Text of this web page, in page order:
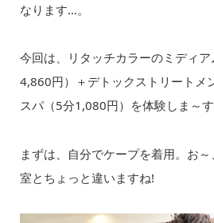
なります…。
今回は、リタッチカラーのミディ
4,860円）＋デトックストリートメ
スパ（5分1,080円）を体験しま～
まずは、自分でケープを着用。お
室とちょっと違いますね!